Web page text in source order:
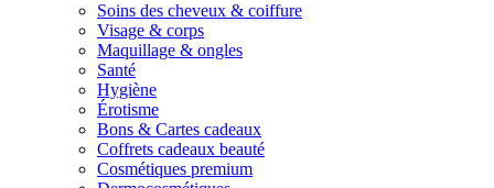
Soins des cheveux & coiffure
Visage & corps
Maquillage & ongles
Santé
Hygiène
Érotisme
Bons & Cartes cadeaux
Coffrets cadeaux beauté
Cosmétiques premium